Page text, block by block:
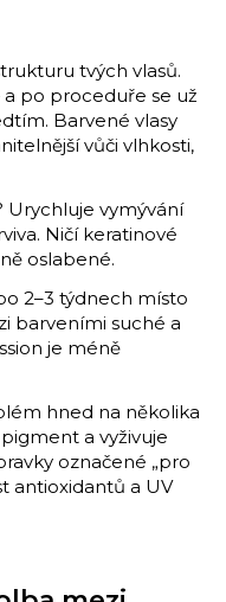
tvých vlasů.
po proceduře se už
Barvené vlasy
vůči vlhkosti,
Urychluje vymývání
Ničí keratinové
oslabené.
2–3 týdnech místo
barveními suché a
je méně
hned na několika
a vyživuje
označené „pro
antioxidantů a UV